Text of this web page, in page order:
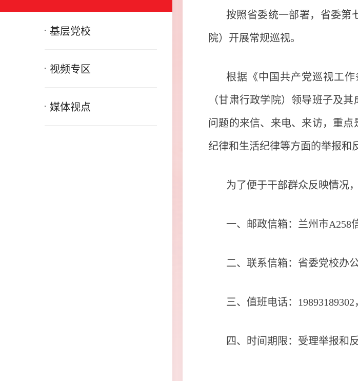
基层党校
视频专区
媒体视点
按照省委统一部署，省委第
院） 开展常规巡视。
根据《中国共产党巡视工作
（甘肃行政学院） 领导班子及其
问题的来信、来电、来访，重
纪律和生活纪律等方面的举报和
为了便于干部群众反映情况
一、 邮政信箱： 兰州市A258
二、联系信箱： 省委党校办
三、值班电话： 19893189302
四、 时间期限： 受理举报和